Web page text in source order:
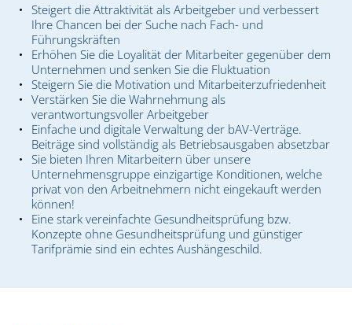
Steigert die Attraktivität als Arbeitgeber und verbessert
Ihre Chancen bei der Suche nach Fach- und
Führungskräften
Erhöhen Sie die Loyalität der Mitarbeiter gegenüber dem
Unternehmen und senken Sie die Fluktuation
Steigern Sie die Motivation und Mitarbeiterzufriedenheit
Verstärken Sie die Wahrnehmung als
verantwortungsvoller Arbeitgeber
Einfache und digitale Verwaltung der bAV-Verträge.
Beiträge sind vollständig als Betriebsausgaben absetzbar
Sie bieten Ihren Mitarbeitern über unsere
Unternehmensgruppe einzigartige Konditionen, welche
privat von den Arbeitnehmern nicht eingekauft werden
können!
Eine stark vereinfachte Gesundheitsprüfung bzw.
Konzepte ohne Gesundheitsprüfung und günstiger
Tarifprämie sind ein echtes Aushängeschild.